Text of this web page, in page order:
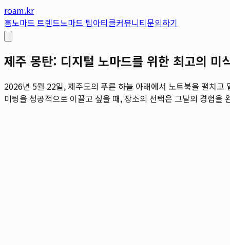
roam.kr
홈노마드 트렌드노마드 팁아티클커뮤니티문의하기
제주 몽탄: 디지털 노마드를 위한 최고의 미
2026년 5월 22일, 제주도의 푸른 하늘 아래에서 노트북을 펼치
미팅을 성공적으로 이끌고 싶을 때, 장소의 선택은 그날의 경험을